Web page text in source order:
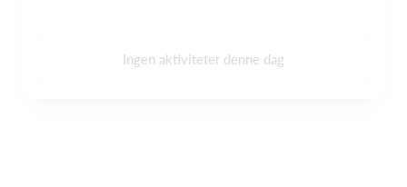
Ingen aktiviteter denne dag